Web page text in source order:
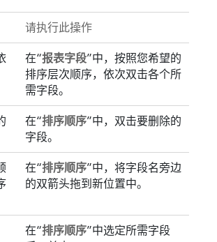
请执行此操作
在“报表字段”中，按照您希望的
排序层次顺序，依次双击各个所
需字段。
在“排序顺序”中，双击要删除的
字段。
在“排序顺序”中，将字段名旁边
的双箭头拖到新位置中。
在“排序顺序”中选定所需字段